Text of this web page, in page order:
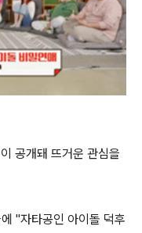
공개돼 뜨거운 관심을
"자타공인 아이돌 덕후